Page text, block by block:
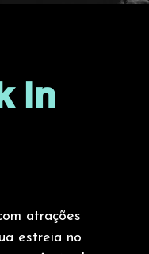
In
atrações
estreia no